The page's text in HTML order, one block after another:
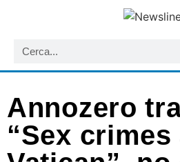
Annozero
“Sex crimes